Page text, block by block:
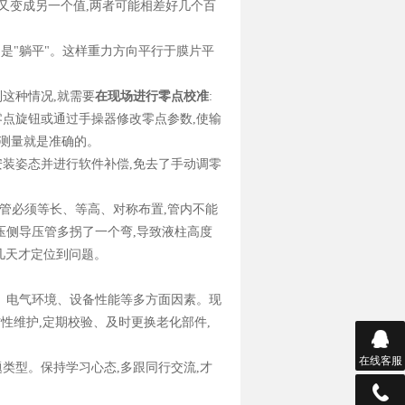
变成另一个值,两者可能相差好几个百
"躺平"。这样重力方向平行于膜片平
种情况,就需要在现场进行零点校准:
旋钮或通过手操器修改零点参数,使输
量就是准确的。
姿态并进行软件补偿,免去了手动调零
必须等长、等高、对称布置,管内不能
侧导压管多拐了一个弯,导致液柱高度
才定位到问题。
气环境、设备性能等多方面因素。现
维护,定期校验、及时更换老化部件,
型。保持学习心态,多跟同行交流,才 在线客服